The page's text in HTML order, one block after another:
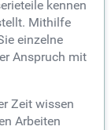
kennen
Mithilfe
einzelne
Anspruch mit
Zeit wissen
Arbeiten